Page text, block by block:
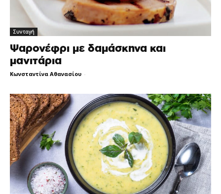
Συνταγή
Ψαρονέφρι με δαμάσκηνα και
μανιτάρια
Κωνσταντίνα Αθανασίου -